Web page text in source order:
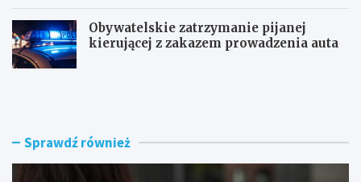
Obywatelskie zatrzymanie pijanej
kierującej z zakazem prowadzenia auta
G
y
B
n Sprawdź również